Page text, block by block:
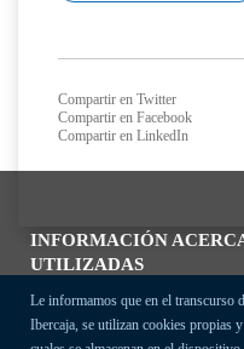
INFORMACIÓN
UTILIZADAS
Le informamos que en el transcurso
Ibercaja, se utilizan cookies propias
Compartir en Twitter
Compartir en Facebook
Compartir en LinkedIn